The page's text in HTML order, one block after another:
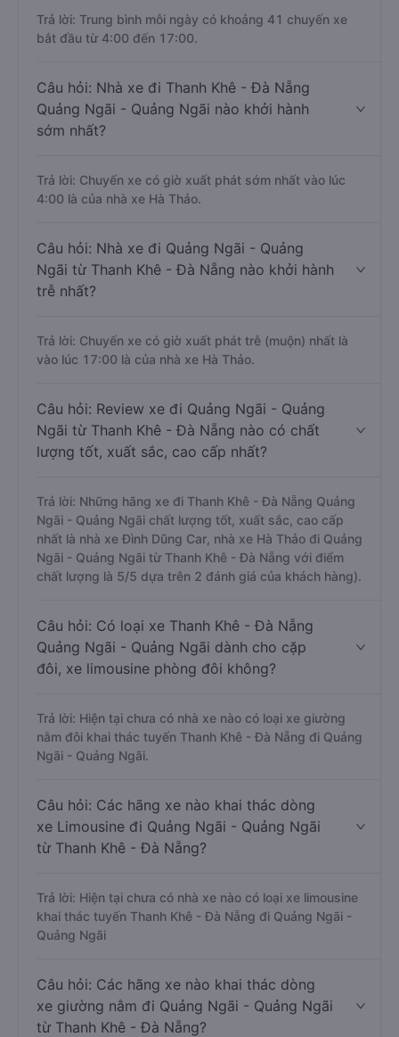
Trả lời: Trung bình mỗi ngày có khoảng 41 chuyến xe
bắt đầu từ 4:00 đến 17:00.
Câu hỏi: Nhà xe đi Thanh Khê - Đà Nẵng
Quảng Ngãi - Quảng Ngãi nào khởi hành
sớm nhất?
Trả lời: Chuyến xe có giờ xuất phát sớm nhất vào lúc
4:00 là của nhà xe Hà Thảo.
Câu hỏi: Nhà xe đi Quảng Ngãi - Quảng
Ngãi từ Thanh Khê - Đà Nẵng nào khởi hành
trễ nhất?
Trả lời: Chuyến xe có giờ xuất phát trễ (muộn) nhất là
vào lúc 17:00 là của nhà xe Hà Thảo.
Câu hỏi: Review xe đi Quảng Ngãi - Quảng
Ngãi từ Thanh Khê - Đà Nẵng nào có chất
lượng tốt, xuất sắc, cao cấp nhất?
Trả lời: Những hãng xe đi Thanh Khê - Đà Nẵng Quảng
Ngãi - Quảng Ngãi chất lượng tốt, xuất sắc, cao cấp
nhất là nhà xe Đình Dũng Car, nhà xe Hà Thảo đi Quảng
Ngãi - Quảng Ngãi từ Thanh Khê - Đà Nẵng với điểm
chất lượng là 5/5 dựa trên 2 đánh giá của khách hàng).
Câu hỏi: Có loại xe Thanh Khê - Đà Nẵng
Quảng Ngãi - Quảng Ngãi dành cho cặp
đôi, xe limousine phòng đôi không?
Trả lời: Hiện tại chưa có nhà xe nào có loại xe giường
nằm đôi khai thác tuyến Thanh Khê - Đà Nẵng đi Quảng
Ngãi - Quảng Ngãi.
Câu hỏi: Các hãng xe nào khai thác dòng
xe Limousine đi Quảng Ngãi - Quảng Ngãi
từ Thanh Khê - Đà Nẵng?
Trả lời: Hiện tại chưa có nhà xe nào có loại xe limousine
khai thác tuyến Thanh Khê - Đà Nẵng đi Quảng Ngãi -
Quảng Ngãi
Câu hỏi: Các hãng xe nào khai thác dòng
xe giường nằm đi Quảng Ngãi - Quảng Ngãi
từ Thanh Khê - Đà Nẵng?